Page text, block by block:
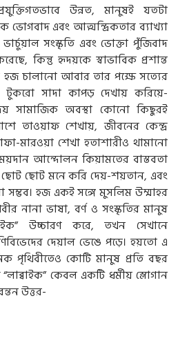
উন্নত, মানুষই যতটা
ভোগবাদ এবং আত্মন্দ্রিকতার ব্যাখ্যা
ভার্চুয়াল সংস্কৃতি এবং ভোক্তা পুঁজিবাদ
কিন্তু হৃদয়কে স্বাভাবিক প্রশান্ত
হজ চালানো আবার তার পক্ষে সত্যের
টুকরো সাদা কাপড় দেখায় করিয়ে-
সামাজিক অবস্থা কোনো কিছুরই
তাওয়াফ শেখায়, জীবনের কেন্দ্র
মারওয়া শেখা হতাশারীও থামানো
আন্দোলন কিয়ামতের বাস্তবতা
ছোট মনে করি দেয়-শয়তান, এবং
সম্ভব। হজ একই সঙ্গে মুসলিম উম্মাহর
নানা ভাষা, বর্ণ ও সংস্কৃতির মানুষ
উচ্চারণ করে, তখন সেখানে
দেয়াল ভেঙে পড়ে। হয়তো এ
পৃথিবীতেও কোটি মানুষ প্রতি বছর
কেবল একটি ধর্মীয় স্লোগান
উত্তর-